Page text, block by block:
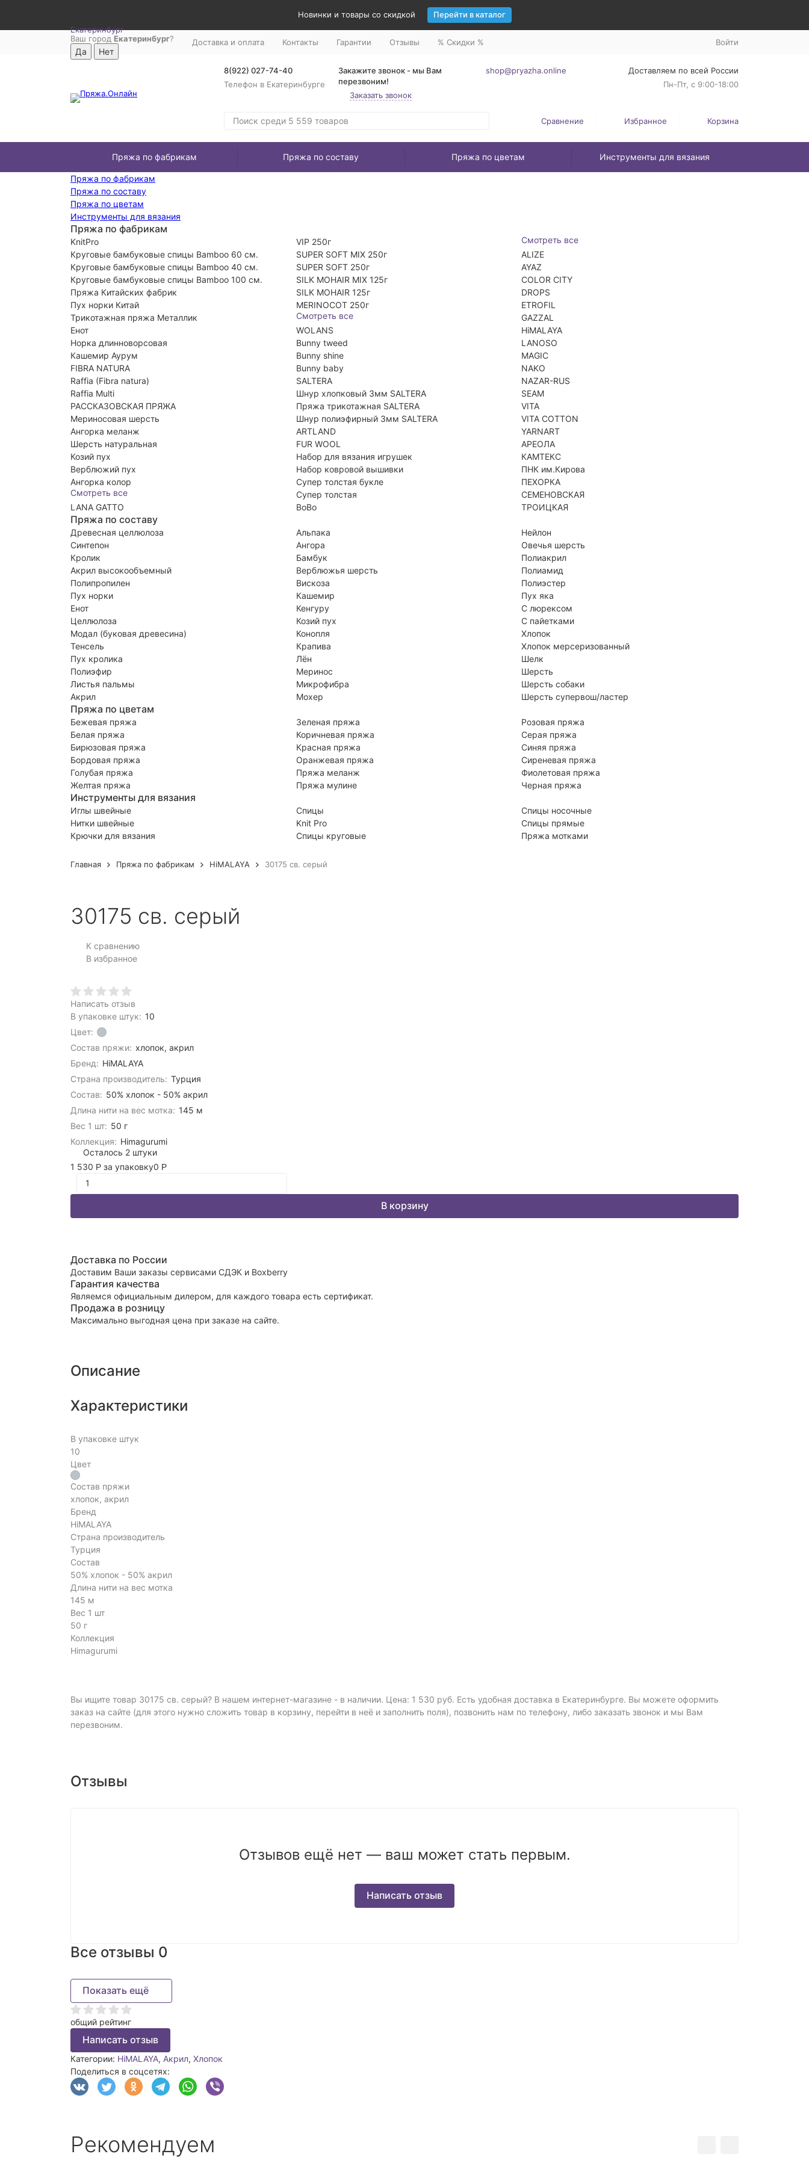
Новинки и товары со скидкой
Перейти в каталог
Екатеринбург
Ваш город Екатеринбург? Доставка и оплата Контакты Гарантии Отзывы % Скидки % Войти
8(922) 027-74-40
Телефон в Екатеринбурге
Закажите звонок - мы Вам
перезвоним!
Заказать звонок
shop@pryazha.online
Доставляем по всей России
Пн-Пт, с 9:00-18:00
Сравнение Избранное Корзина
Пряжа по фабрикам Пряжа по составу Пряжа по цветам Инструменты для вязания
Пряжа по фабрикам
Пряжа по составу
Пряжа по цветам
Инструменты для вязания
Пряжа по фабрикам
KnitPro
Круговые бамбуковые спицы Bamboo 60 см.
Круговые бамбуковые спицы Bamboo 40 см.
Круговые бамбуковые спицы Bamboo 100 см.
Пряжа Китайских фабрик
Пух норки Китай
Трикотажная пряжа Металлик
Енот
Норка длинноворсовая
Кашемир Аурум
FIBRA NATURA
Raffia (Fibra natura)
Raffia Multi
РАССКАЗОВСКАЯ ПРЯЖА
Мериносовая шерсть
Ангорка меланж
Шерсть натуральная
Козий пух
Верблюжий пух
Ангорка колор
Смотреть все
LANA GATTO
VIP 250г
SUPER SOFT MIX 250г
SUPER SOFT 250г
SILK MOHAIR MIX 125г
SILK MOHAIR 125г
MERINOCOT 250г
Смотреть все
WOLANS
Bunny tweed
Bunny shine
Bunny baby
SALTERA
Шнур хлопковый 3мм SALTERA
Пряжа трикотажная SALTERA
Шнур полиэфирный 3мм SALTERA
ARTLAND
FUR WOOL
Набор для вязания игрушек
Набор ковровой вышивки
Супер толстая букле
Супер толстая
BoBo
Смотреть все
ALIZE
AYAZ
COLOR CITY
DROPS
ETROFIL
GAZZAL
HiMALAYA
LANOSO
MAGIC
NAKO
NAZAR-RUS
SEAM
VITA
VITA COTTON
YARNART
АРЕОЛА
КАМТЕКС
ПНК им.Кирова
ПЕХОРКА
СЕМЕНОВСКАЯ
ТРОИЦКАЯ
Пряжа по составу
Древесная целлюлоза
Синтепон
Кролик
Акрил высокообъемный
Полипропилен
Пух норки
Енот
Целлюлоза
Модал (буковая древесина)
Тенсель
Пух кролика
Полиэфир
Листья пальмы
Акрил
Альпака
Ангора
Бамбук
Верблюжья шерсть
Вискоза
Кашемир
Кенгуру
Козий пух
Конопля
Крапива
Лён
Меринос
Микрофибра
Мохер
Нейлон
Овечья шерсть
Полиакрил
Полиамид
Полиэстер
Пух яка
С люрексом
С пайетками
Хлопок
Хлопок мерсеризованный
Шелк
Шерсть
Шерсть собаки
Шерсть супервош/ластер
Пряжа по цветам
Бежевая пряжа
Белая пряжа
Бирюзовая пряжа
Бордовая пряжа
Голубая пряжа
Желтая пряжа
Зеленая пряжа
Коричневая пряжа
Красная пряжа
Оранжевая пряжа
Пряжа меланж
Пряжа мулине
Розовая пряжа
Серая пряжа
Синяя пряжа
Сиреневая пряжа
Фиолетовая пряжа
Черная пряжа
Инструменты для вязания
Иглы швейные
Нитки швейные
Крючки для вязания
Спицы
Knit Pro
Спицы круговые
Спицы носочные
Спицы прямые
Пряжа мотками
Главная Пряжа по фабрикам HiMALAYA 30175 св. серый
30175 св. серый
К сравнению
В избранное
Написать отзыв
В упаковке штук: 10
Цвет:
Состав пряжи: хлопок, акрил
Бренд: HiMALAYA
Страна производитель: Турция
Состав: 50% хлопок - 50% акрил
Длина нити на вес мотка: 145 м
Вес 1 шт: 50 г
Коллекция: Himagurumi
Осталось 2 штуки
1 530 Р за упаковку0 Р
В корзину
Доставка по России
Доставим Ваши заказы сервисами СДЭК и Boxberry
Гарантия качества
Являемся официальным дилером, для каждого товара есть сертификат.
Продажа в розницу
Максимально выгодная цена при заказе на сайте.
Описание
Характеристики
В упаковке штук
10
Цвет
Состав пряжи
хлопок, акрил
Бренд
HiMALAYA
Страна производитель
Турция
Состав
50% хлопок - 50% акрил
Длина нити на вес мотка
145 м
Вес 1 шт
50 г
Коллекция
Himagurumi
Вы ищите товар 30175 св. серый? В нашем интернет-магазине - в наличии. Цена: 1 530 руб. Есть удобная доставка в Екатеринбурге. Вы можете оформить
заказ на сайте (для этого нужно сложить товар в корзину, перейти в неё и заполнить поля), позвонить нам по телефону, либо заказать звонок и мы Вам
перезвоним.
Отзывы
Отзывов ещё нет — ваш может стать первым.
Написать отзыв
Все отзывы 0
Показать ещё
общий рейтинг
Написать отзыв
Категории: HiMALAYA, Акрил, Хлопок
Поделиться в соцсетях:
Рекомендуем